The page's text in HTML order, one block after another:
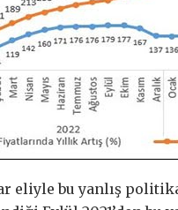
eliyle bu yanlış